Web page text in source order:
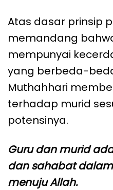
Atas dasar prinsip
memandang
mempunyai
yang berbeda-
Muthahhari
terhadap murid
potensinya.
Guru dan murid
dan sahabat
menuju Allah.